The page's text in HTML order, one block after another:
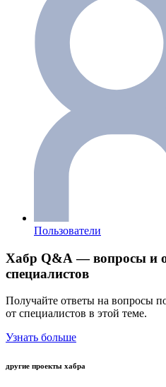
Пользователи
Хабр Q&A — вопросы и
специалистов
Получайте ответы на вопросы
от специалистов в этой теме.
Узнать больше
другие проекты хабра